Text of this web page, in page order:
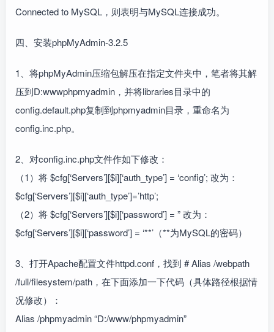
Connected to MySQL，则表明与MySQL连接成功。
四、安装phpMyAdmin-3.2.5
1、将phpMyAdmin压缩包解压在指定文件夹中，笔者将其解
压到D:wwwphpmyadmin，并将libraries目录中的
config.default.php复制到phpmyadmin目录，重命名为
config.inc.php。
2、对config.inc.php文件作如下修改：
（1）将 $cfg[‘Servers’][$i][‘auth_type’] = ‘config’; 改为：
$cfg[‘Servers’][$i][‘auth_type’]=’http’;
（2）将 $cfg[‘Servers’][$i][‘password’] = ” 改为：
$cfg[‘Servers’][$i][‘password’] = ‘**’（**为MySQL的密码）
3、打开Apache配置文件httpd.conf，找到 # Alias /webpath
/full/filesystem/path，在下面添加一下代码（具体路径根据情
况修改）：
Alias /phpmyadmin “D:/www/phpmyadmin”